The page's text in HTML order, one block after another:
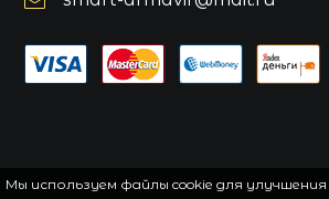
Мы используем файлы cookie для